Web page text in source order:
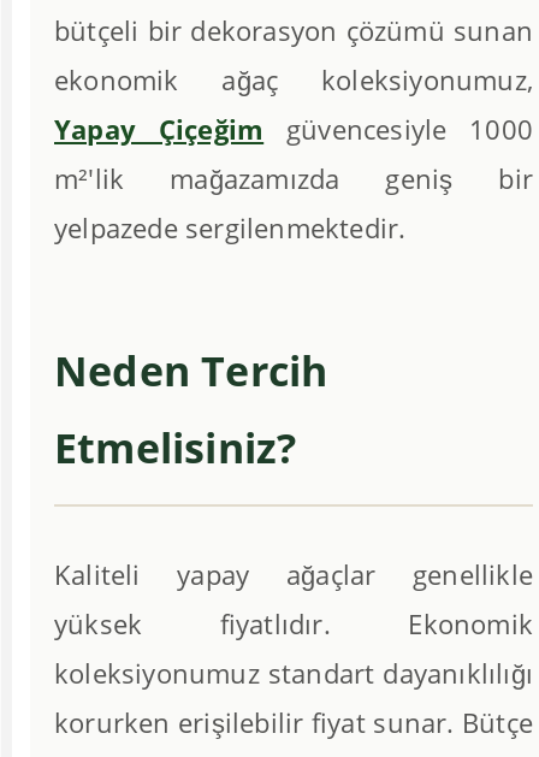
bütçeli bir dekorasyon çözümü sunan
ekonomik ağaç koleksiyonumuz,
Yapay Çiçeğim güvencesiyle 1000
m²'lik mağazamızda geniş bir
yelpazede sergilenmektedir.
Neden Tercih
Etmelisiniz?
Kaliteli yapay ağaçlar genellikle
yüksek fiyatlıdır. Ekonomik
koleksiyonumuz standart dayanıklılığı
korurken erişilebilir fiyat sunar. Bütçe